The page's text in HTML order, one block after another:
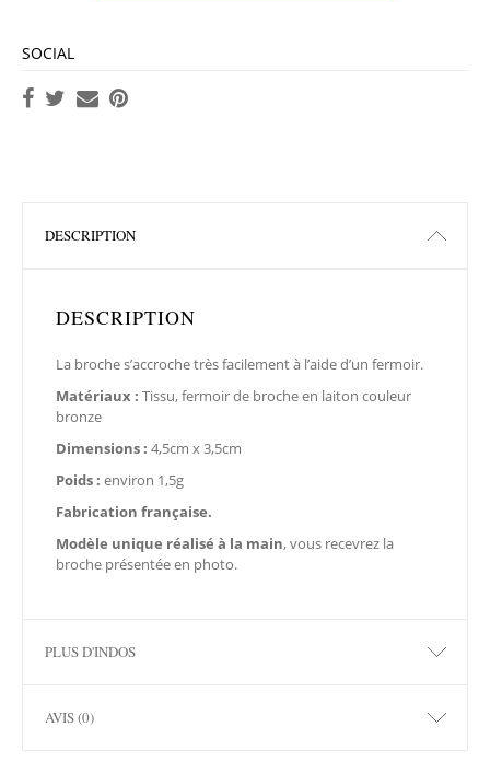
SOCIAL
DESCRIPTION
DESCRIPTION
La broche s’accroche très facilement à l’aide d’un fermoir.
Matériaux : Tissu, fermoir de broche en laiton couleur
bronze
Dimensions : 4,5cm x 3,5cm
Poids : environ 1,5g
Fabrication française.
Modèle unique réalisé à la main, vous recevrez la
broche présentée en photo.
PLUS D'INDOS
AVIS (0)